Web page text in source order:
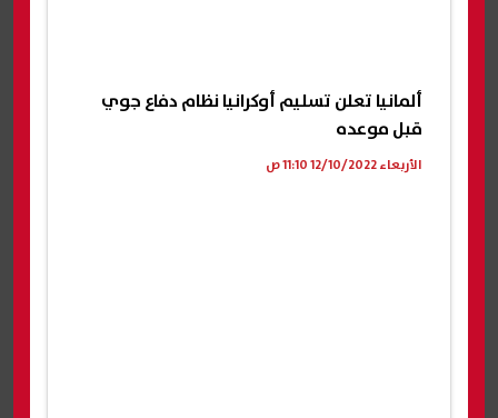
ألمانيا تعلن تسليم أوكرانيا نظام دفاع جوي
قبل موعده
الأربعاء 12/10/2022 11:10 ص